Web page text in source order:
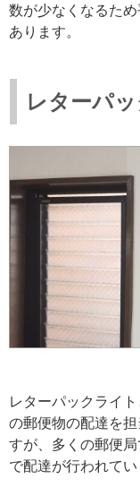
数が少なくなるた
あります。
レターパ
レターパックライ
の郵便物の配達を
すが、多くの郵便
で配達が行われてい